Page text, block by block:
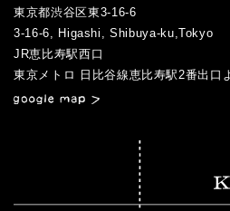
東京都渋谷区東3-16-6
3-16-6, Higashi, Shibuya-ku,Tokyo
JR恵比寿駅西口
／
東京メトロ 日比谷線恵比寿駅2番出口